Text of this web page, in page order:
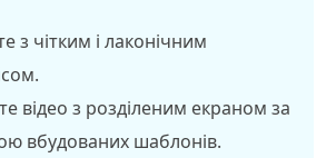
з чітким і лаконічним
відео з розділеним екраном за
вбудованих шаблонів.